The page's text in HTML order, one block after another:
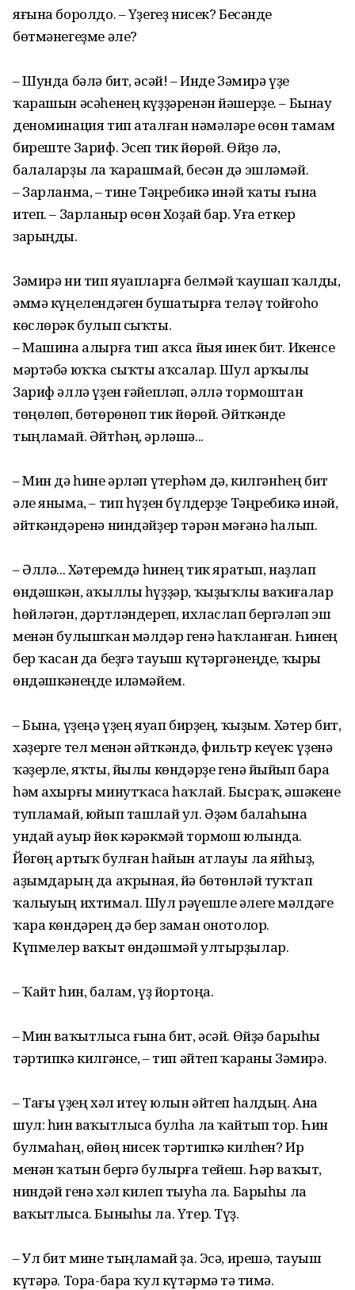
яғына боролдо. – Үҙегеҙ нисек? Бесәнде
бөтмәнегеҙме әле?
– Шунда бәлә бит, әсәй! – Инде Зәмирә үҙе
ҡарашын әсәһенең күҙҙәренән йәшерҙе. – Бынау
деноминация тип аталған нәмәләре өсөн тамам
биреште Зариф. Эсеп тик йөрөй. Өйҙө лә,
балаларҙы ла ҡарашмай, бесән дә эшләмәй.
– Зарланма, – тине Тәңребикә инәй ҡаты ғына
итеп. – Зарланыр өсөн Хоҙай бар. Уға еткер
зарыңды.
Зәмирә ни тип яуапларға белмәй ҡаушап ҡалды,
әммә күңелендәген бушатырға теләү тойғоһо
көслөрәк булып сыҡты.
– Машина алырға тип аҡса йыя инек бит. Икенсе
мәртәбә юҡҡа сыҡты аҡсалар. Шул арҡылы
Зариф әллә үҙен ғәйепләп, әллә тормоштан
төңөлөп, бөтөрөнөп тик йөрөй. Әйткәнде
тыңламай. Әйтһәң, әрләшә...
– Мин дә һине әрләп үҫтерһәм дә, килгәнһең бит
әле яныма, – тип һүҙен бүлдерҙе Тәңребикә инәй,
әйткәндәренә ниндәйҙер тәрән мәғәнә һалып.
– Әллә... Хәтеремдә һинең тик яратып, наҙлап
өндәшкән, аҡыллы һүҙҙәр, ҡыҙыҡлы ваҡиғалар
һөйләгән, дәртләндереп, ихласлап бергәләп эш
менән булышҡан мәлдәр генә һаҡланған. Һинең
бер ҡасан да беҙгә тауыш күтәргәнеңде, ҡырыҫ
өндәшкәнеңде иҫләмәйем.
– Бына, үҙеңә үҙең яуап бирҙең, ҡыҙым. Хәтер бит,
хәҙерге тел менән әйткәндә, фильтр кеүек: үҙенә
ҡәҙерле, яҡты, йылы көндәрҙе генә йыйып бара
һәм ахырғы минутҡаса һаҡлай. Бысраҡ, әшәкене
туп­ламай, юйып ташлай ул. Әҙәм балаһына
ундай ауыр йөк кәрәкмәй тормош юлында.
Йөгөң артыҡ булған һайын атлауы ла яйһыҙ,
аҙымдарың да аҡрыная, йә бөтөнләй туҡтап
ҡалыуың ихтимал. Шул рәүешле әлеге мәлдәге
ҡара көндәрең дә бер заман онотолор.
Күпмелер ваҡыт өндәшмәй ултырҙылар.
– Ҡайт һин, балам, үҙ йортоңа.
– Мин ваҡытлыса ғына бит, әсәй. Өйҙә барыһы
тәртипкә килгәнсе, – тип әйтеп ҡараны Зәмирә.
– Тағы үҙең хәл итеү юлын әйтеп һалдың. Ана
шул: һин ваҡытлыса булһа ла ҡайтып тор. Һин
булмаһаң, өйөң нисек тәртипкә килһен? Ир
менән ҡатын бергә булырға тейеш. Һәр ваҡыт,
ниндәй генә хәл килеп тыуһа ла. Барыһы ла
ваҡытлыса. Быныһы ла. Үтер. Түҙ.
– Ул бит мине тыңламай ҙа. Эсә, ирешә, тауыш
күтәрә. Тора-бара ҡул күтәрмәҫ тә тимә.